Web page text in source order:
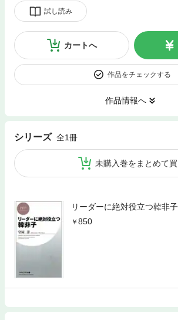
試し読み
カートへ
作品をチェックする
作品情報へ
シリーズ 全1冊
未購入巻をまとめて買
リーダーに絶対役立つ韓非子
850